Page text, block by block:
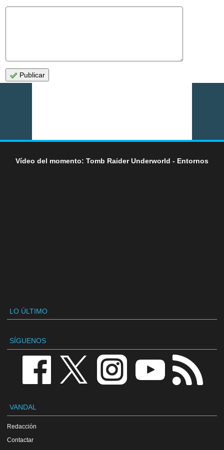
Publicar
Vídeo del momento: Tomb Raider Underworld - Entornos
LO ÚLTIMO
SÍGUENOS
VANDAL
Redacción
Contactar